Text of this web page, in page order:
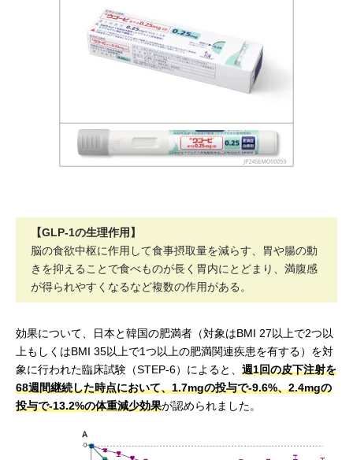
【GLP-1の生理作用】
脳の食欲中枢に作用して食事摂取量を減らす、胃や腸の動
きを抑えることで食べものが長く胃内にとどまり、満腹感
が得られやすくなるなど複数の作用がある。
効果について、日本と韓国の肥満者（対象はBMI 27以上で2つ以
上もしくはBMI 35以上で1つ以上の肥満関連疾患を有する）を対
象に行われた臨床試験（STEP-6）によると、 週1回の皮下注射を
68週間継続した時点において、1.7mgの投与で-9.6%、2.4mgの
投与で-13.2%の体重減少効果が認められました。